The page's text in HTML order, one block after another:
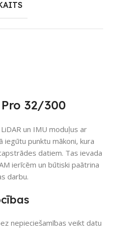
32/300
un IMU moduļus ar
iegūtu punktu mākoni, kura
datiem. Tas ievada
ierīcēm un būtiski paātrina
darbu.
nepieciešamības veikt datu